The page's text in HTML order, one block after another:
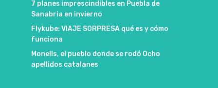
7 planes imprescindibles en Puebla de
Sanabria en invierno
Flykube: VIAJE SORPRESA qué es y cómo
funciona
Monells, el pueblo donde se rodó Ocho
apellidos catalanes